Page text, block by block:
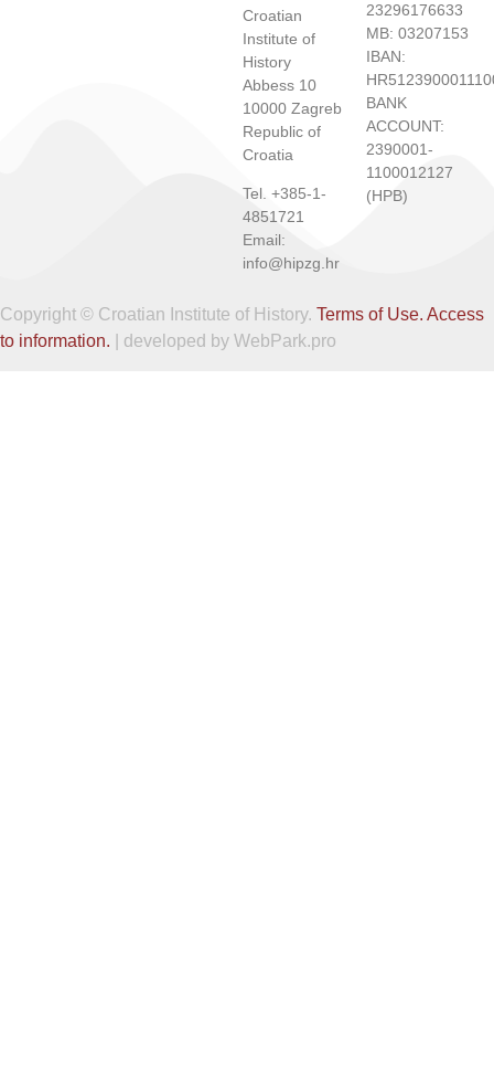
Croatian
Institute of
History
Abbess 10
10000 Zagreb
Republic of
Croatia
Tel. +385-1-
4851721
Email:
info@hipzg.hr
23296176633
MB: 03207153
IBAN:
BANK
ACCOUNT:
2390001-
1100012127
(HPB)
Copyright © Croatian Institute of History. Terms of Use. Access
to information. | developed by WebPark.pro